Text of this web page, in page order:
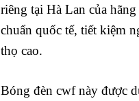
riêng tại Hà Lan của
chuẩn quốc tế, tiết kiệm
thọ cao.
Bóng đèn cwf này được